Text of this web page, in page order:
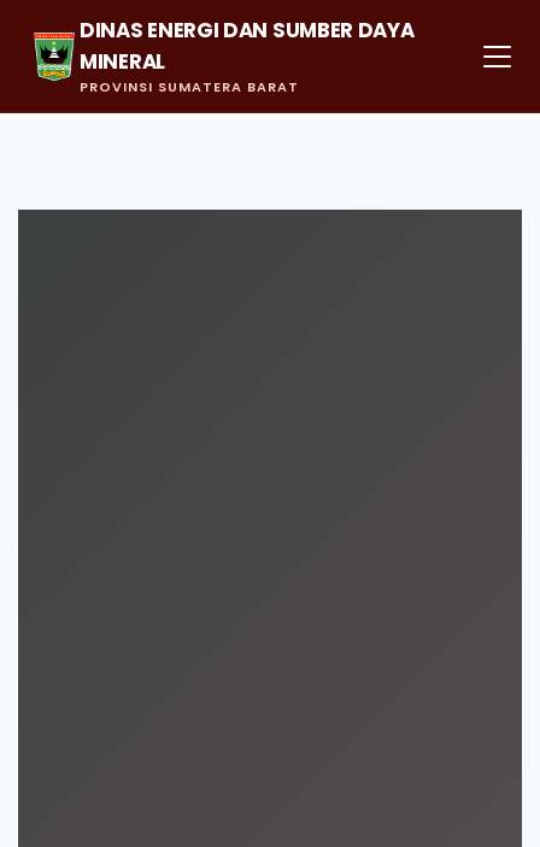
DINAS ENERGI DAN SUMBER DAYA
MINERAL
PROVINSI SUMATERA BARAT